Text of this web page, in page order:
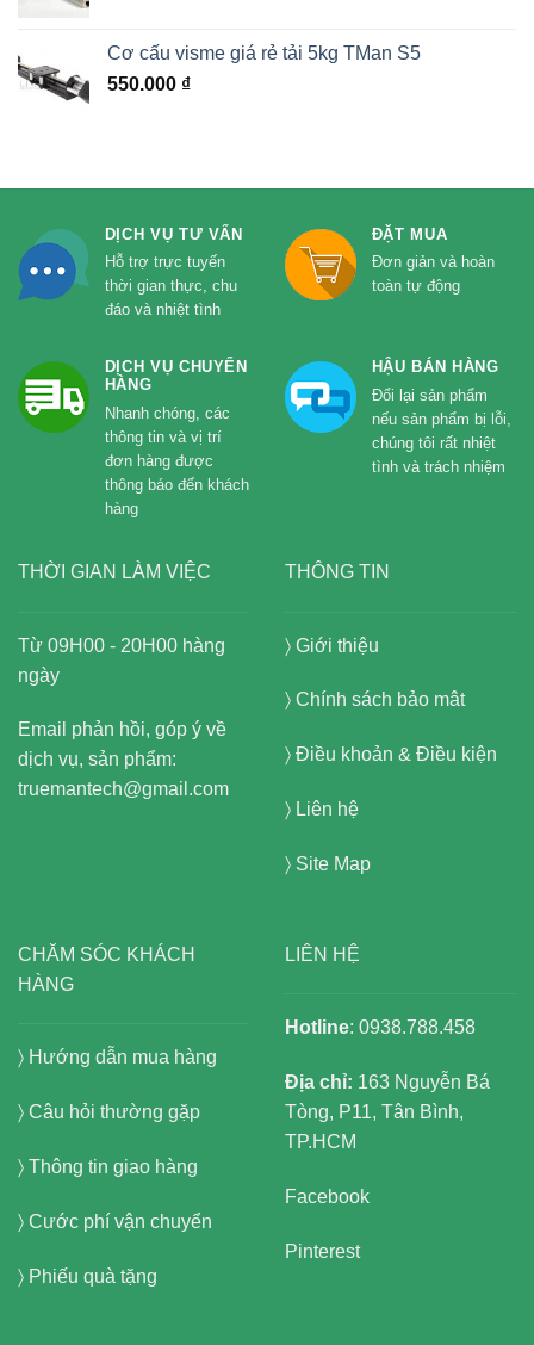
Cơ cấu visme giá rẻ tải 5kg TMan S5
550.000 ₫
DỊCH VỤ TƯ VẤN
Hỗ trợ trực tuyến
thời gian thực, chu
đáo và nhiệt tình
ĐẶT MUA
Đơn giản và hoàn
toàn tự động
DỊCH VỤ CHUYỂN
HÀNG
Nhanh chóng, các
thông tin và vị trí
đơn hàng được
thông báo đến khách
hàng
HẬU BÁN HÀNG
Đổi lại sản phẩm
nếu sản phẩm bị lỗi,
chúng tôi rất nhiệt
tình và trách nhiệm
THỜI GIAN LÀM VIỆC
Từ 09H00 - 20H00 hàng
ngày
Email phản hồi, góp ý về
dịch vụ, sản phẩm:
truemantech@gmail.com
THÔNG TIN
〉 Giới thiệu
〉 Chính sách bảo mât
〉 Điều khoản & Điều kiện
〉 Liên hệ
〉 Site Map
CHĂM SÓC KHÁCH
HÀNG
〉 Hướng dẫn mua hàng
〉 Câu hỏi thường gặp
〉 Thông tin giao hàng
〉 Cước phí vận chuyển
〉 Phiếu quà tặng
LIÊN HỆ
Hotline: 0938.788.458
Địa chỉ: 163 Nguyễn Bá
Tòng, P11, Tân Bình,
TP.HCM
Facebook
Pinterest